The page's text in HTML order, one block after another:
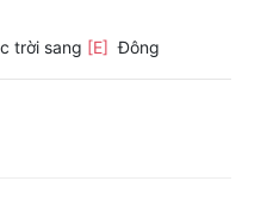
trời sang [E] Ðông